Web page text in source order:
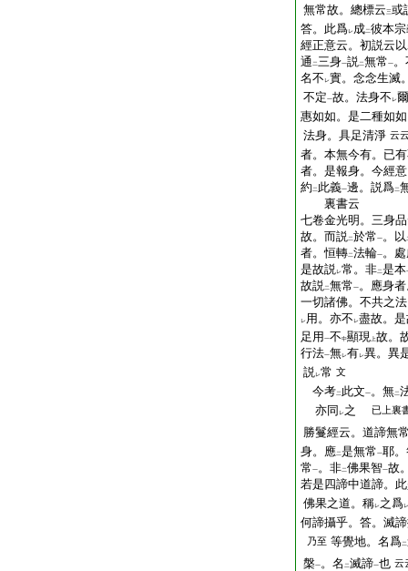
無常故。總標云三或
答。此爲レ成二彼本
經正意云。初説云以
通 二三身一説二無常一。
名不 レ實。念念生滅
不定一故。法身不 レ爾
惠如如。是二種如
法身。具足清淨 云
者。本無今有。已
者。是報身。今經
約 二 此義一邊。説爲二
裏書云
七卷金光明。三身
故。而説二於常一。以
者。恒轉二法輪一。
是故説レ常。非二是本
故説二無常一。應身
一切諸佛。不共之
レ用。亦不 レ盡故。
足用 一不中顯現 上故。
行法一無レ有レ異。異
説レ常 文
今考二 此文一。無二
亦同 レ之 已上裏
勝鬘經云。道諦無
身。應二是無常一耶
常一。非二佛果智一故
若是四諦中道諦。
佛果之道。稱レ之爲レ
何諦攝乎。答。滅
乃至 等覺地。名爲二
槃一。名 二滅諦一也 云